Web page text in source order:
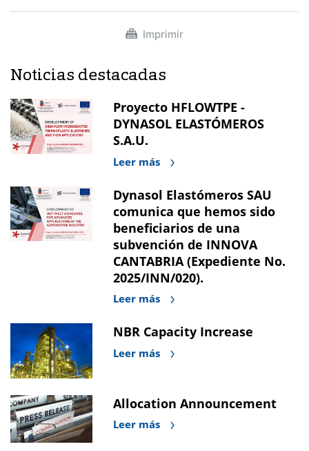
Imprimir
Noticias destacadas
Proyecto HFLOWTPE -
DYNASOL ELASTÓMEROS
S.A.U.
Leer más
Dynasol Elastómeros SAU
comunica que hemos sido
beneficiarios de una
subvención de INNOVA
CANTABRIA (Expediente No.
2025/INN/020).
Leer más
NBR Capacity Increase
Leer más
Allocation Announcement
Leer más